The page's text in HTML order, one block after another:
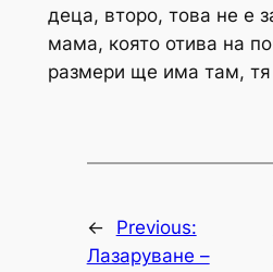
деца, второ, това не е
мама, която отива на
размери ще има там,
←
Previous:
Лазаруване –